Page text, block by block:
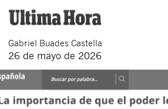
Gabriel Buades Castella
26 de mayo de 2026